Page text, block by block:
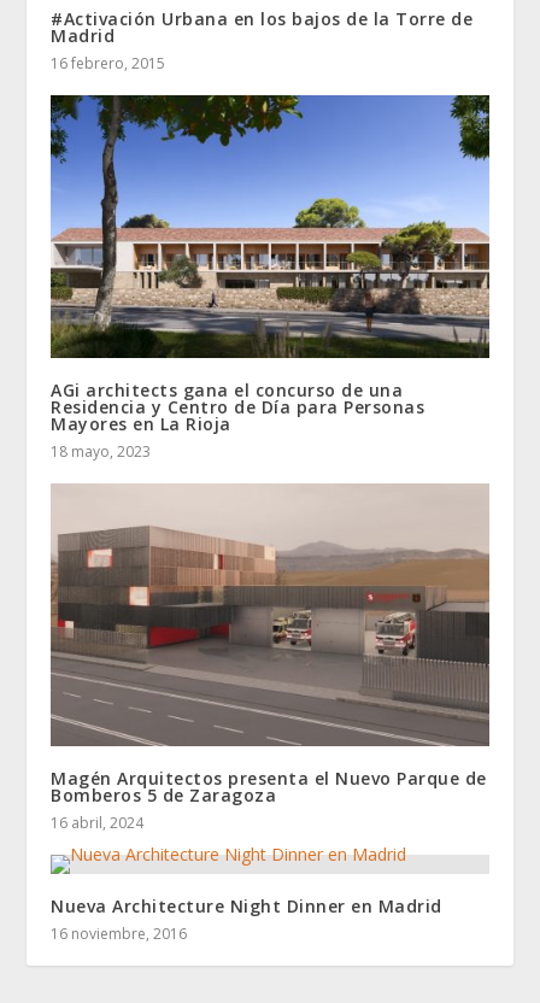
#Activación Urbana en los bajos de la Torre de
Madrid
16 febrero, 2015
AGi architects gana el concurso de una
Residencia y Centro de Día para Personas
Mayores en La Rioja
18 mayo, 2023
Magén Arquitectos presenta el Nuevo Parque de
Bomberos 5 de Zaragoza
16 abril, 2024
Nueva Architecture Night Dinner en Madrid
16 noviembre, 2016